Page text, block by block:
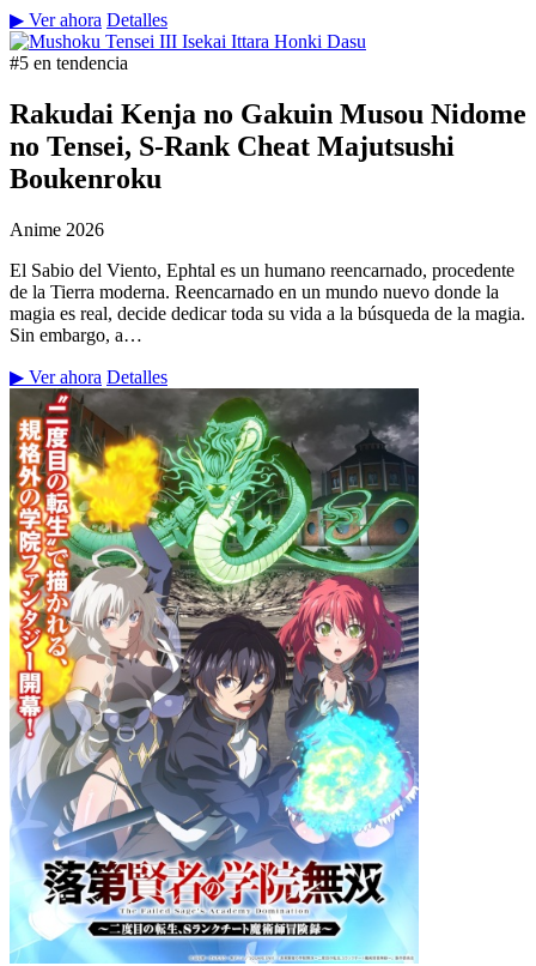
▶ Ver ahora Detalles
#5 en tendencia
Rakudai Kenja no Gakuin Musou Nidome
no Tensei, S-Rank Cheat Majutsushi
Boukenroku
Anime 2026
El Sabio del Viento, Ephtal es un humano reencarnado, procedente
de la Tierra moderna. Reencarnado en un mundo nuevo donde la
magia es real, decide dedicar toda su vida a la búsqueda de la magia.
Sin embargo, a…
▶ Ver ahora Detalles